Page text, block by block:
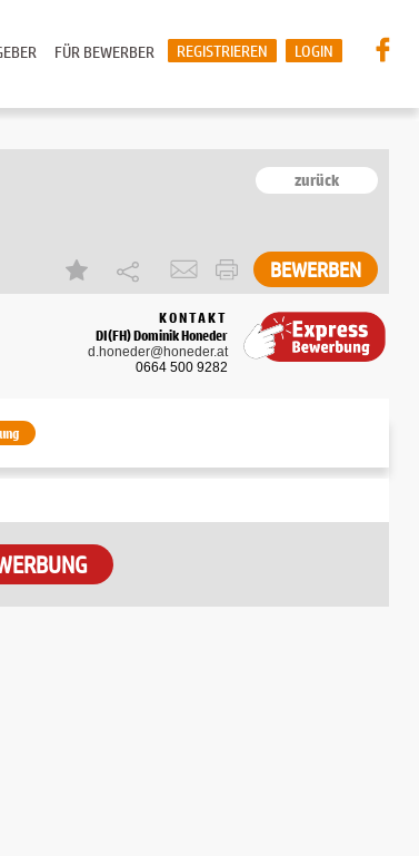
LOGIN
REGISTRIEREN
FÜR BEWERBER
zurück
BEWERBEN
KONTAKT
DI(FH) Dominik Honeder
d.honeder@honeder.at
0664 500 9282